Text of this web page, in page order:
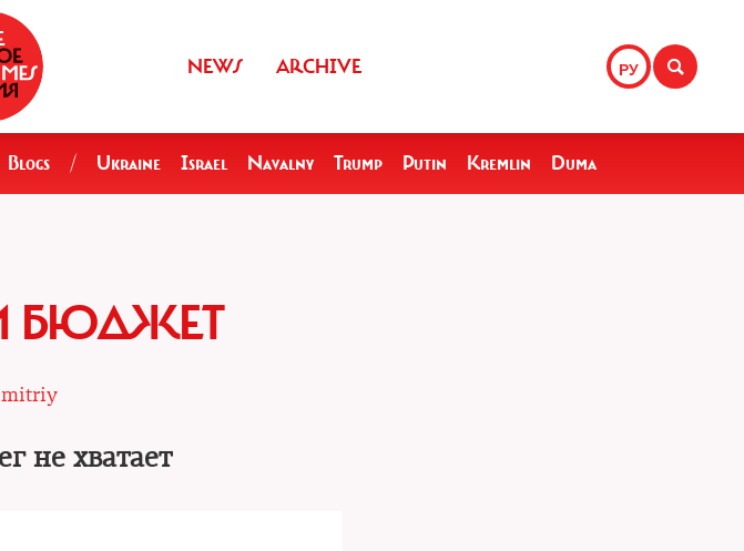
РУ
NEWS ARCHIVE
Blogs / Ukraine Israel Navalny Trump Putin Kremlin Duma
БЮДЖЕТ
не хватает